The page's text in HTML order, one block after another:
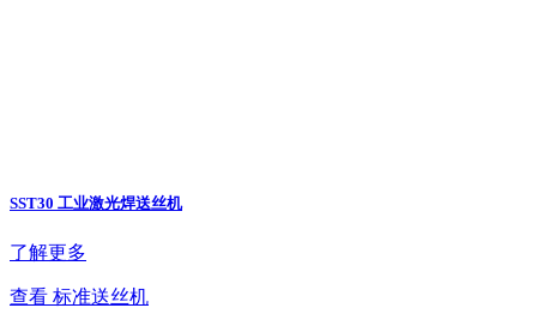
SST30 工业激光焊送丝机
了解更多
查看 标准送丝机